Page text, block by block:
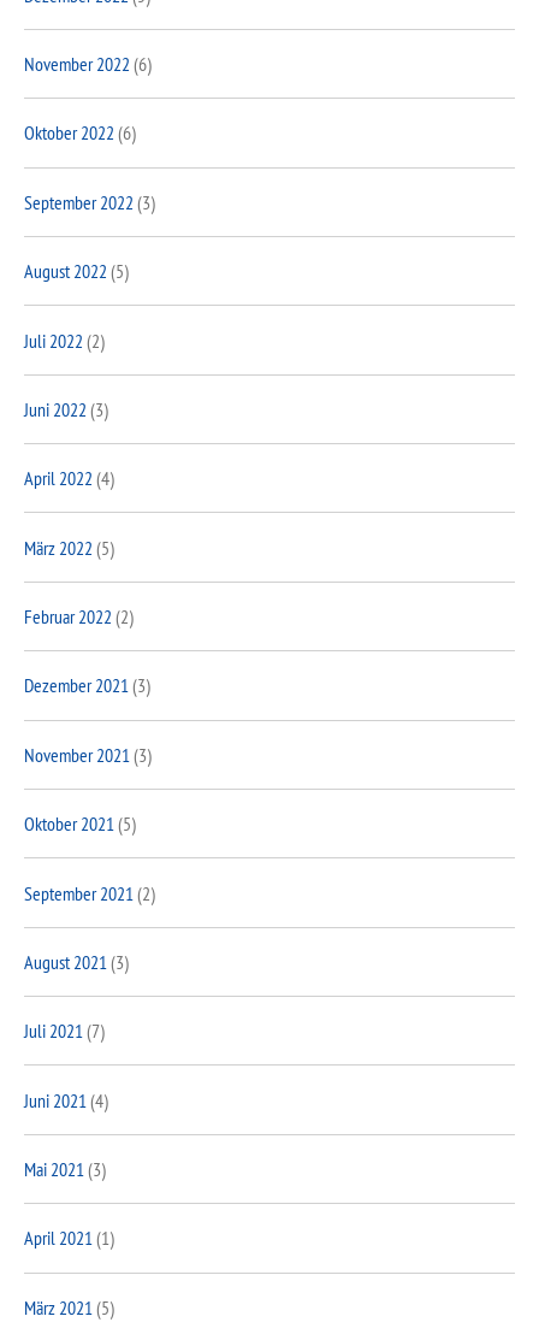
November 2022 (6)
Oktober 2022 (6)
September 2022 (3)
August 2022 (5)
Juli 2022 (2)
Juni 2022 (3)
April 2022 (4)
März 2022 (5)
Februar 2022 (2)
Dezember 2021(3)
November 2021 (3)
Oktober 2021(5)
September 2021 (2)
August 2021 (3)
Juli 2021(7)
Juni 2021 (4)
Mai 2021(3)
April 2021(1)
März 2021 (5)